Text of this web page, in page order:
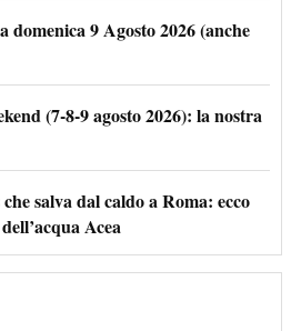
domenica 9 Agosto 2026 (anche
(7-8-9 agosto 2026): la nostra
salva dal caldo a Roma: ecco
Acea